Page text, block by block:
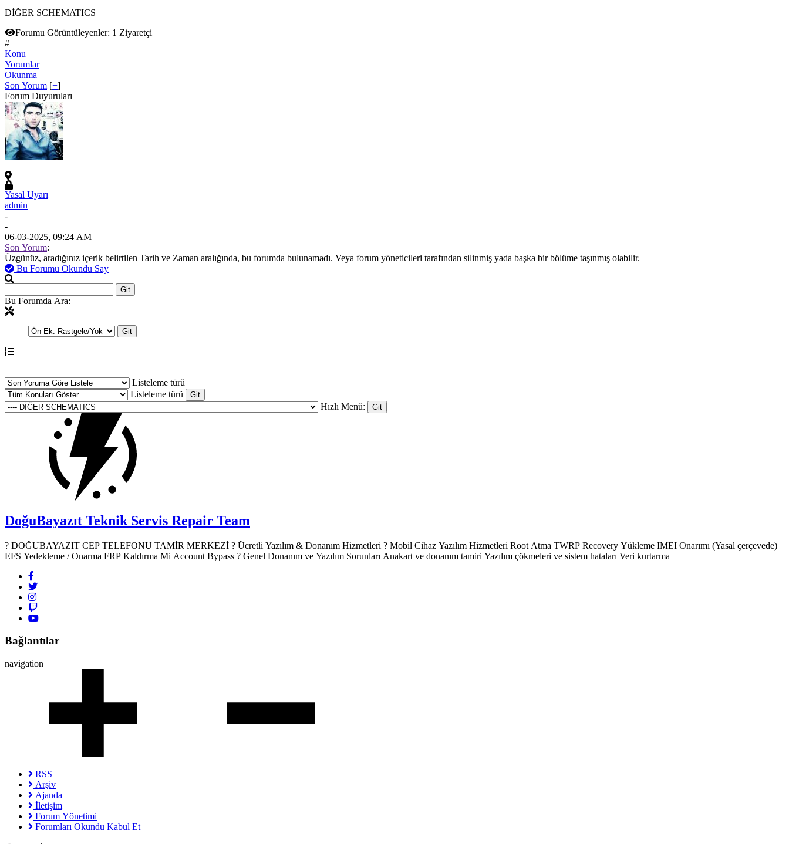
DİĞER SCHEMATICS
Forumu Görüntüleyenler: 1 Ziyaretçi
#
Konu
Yorumlar
Okunma
Son Yorum [+]
Forum Duyuruları
Yasal Uyarı
admin
-
-
06-03-2025, 09:24 AM
Son Yorum:
Üzgünüz, aradığınız içerik belirtilen Tarih ve Zaman aralığında, bu forumda bulunamadı. Veya forum yöneticileri tarafından silinmiş yada başka bir bölüme taşınmış olabilir.
Bu Forumu Okundu Say
Bu Forumda Ara:
Listeleme türü
Listeleme türü
Hızlı Menü:
DoğuBayazıt Teknik Servis Repair Team
? DOĞUBAYAZIT CEP TELEFONU TAMİR MERKEZİ ?️ Ücretli Yazılım & Donanım Hizmetleri ? Mobil Cihaz Yazılım Hizmetleri Root Atma TWRP Recovery Yükleme IMEI Onarımı (Yasal çerçevede)
EFS Yedekleme / Onarma FRP Kaldırma Mi Account Bypass ? Genel Donanım ve Yazılım Sorunları Anakart ve donanım tamiri Yazılım çökmeleri ve sistem hataları Veri kurtarma
Bağlantılar
navigation
RSS
Arşiv
Ajanda
İletişim
Forum Yönetimi
Forumları Okundu Kabul Et